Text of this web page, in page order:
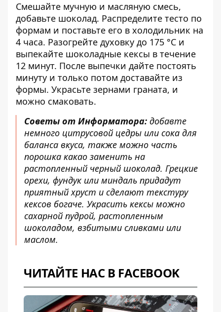
Смешайте мучную и масляную смесь,
добавьте шоколад. Распределите тесто по
формам и поставьте его в холодильник на
4 часа. Разогрейте духовку до 175 °C и
выпекайте шоколадные кексы в течение
12 минут. После выпечки дайте постоять
минуту и ​​только потом доставайте из
формы. Украсьте зернами граната, и
можно смаковать.
Советы от Информатора: добавте
немного цитрусовой цедры или сока для
баланса вкуса, также можно часть
порошка какао заменить на
растопленный черный шоколад. Грецкие
орехи, фундук или миндаль придадут
приятный хруст и сделают текстуру
кексов богаче. Украсить кексы можно
сахарной пудрой, растопленным
шоколадом, взбитыми сливками или
маслом.
ЧИТАЙТЕ НАС В FACEBOOK